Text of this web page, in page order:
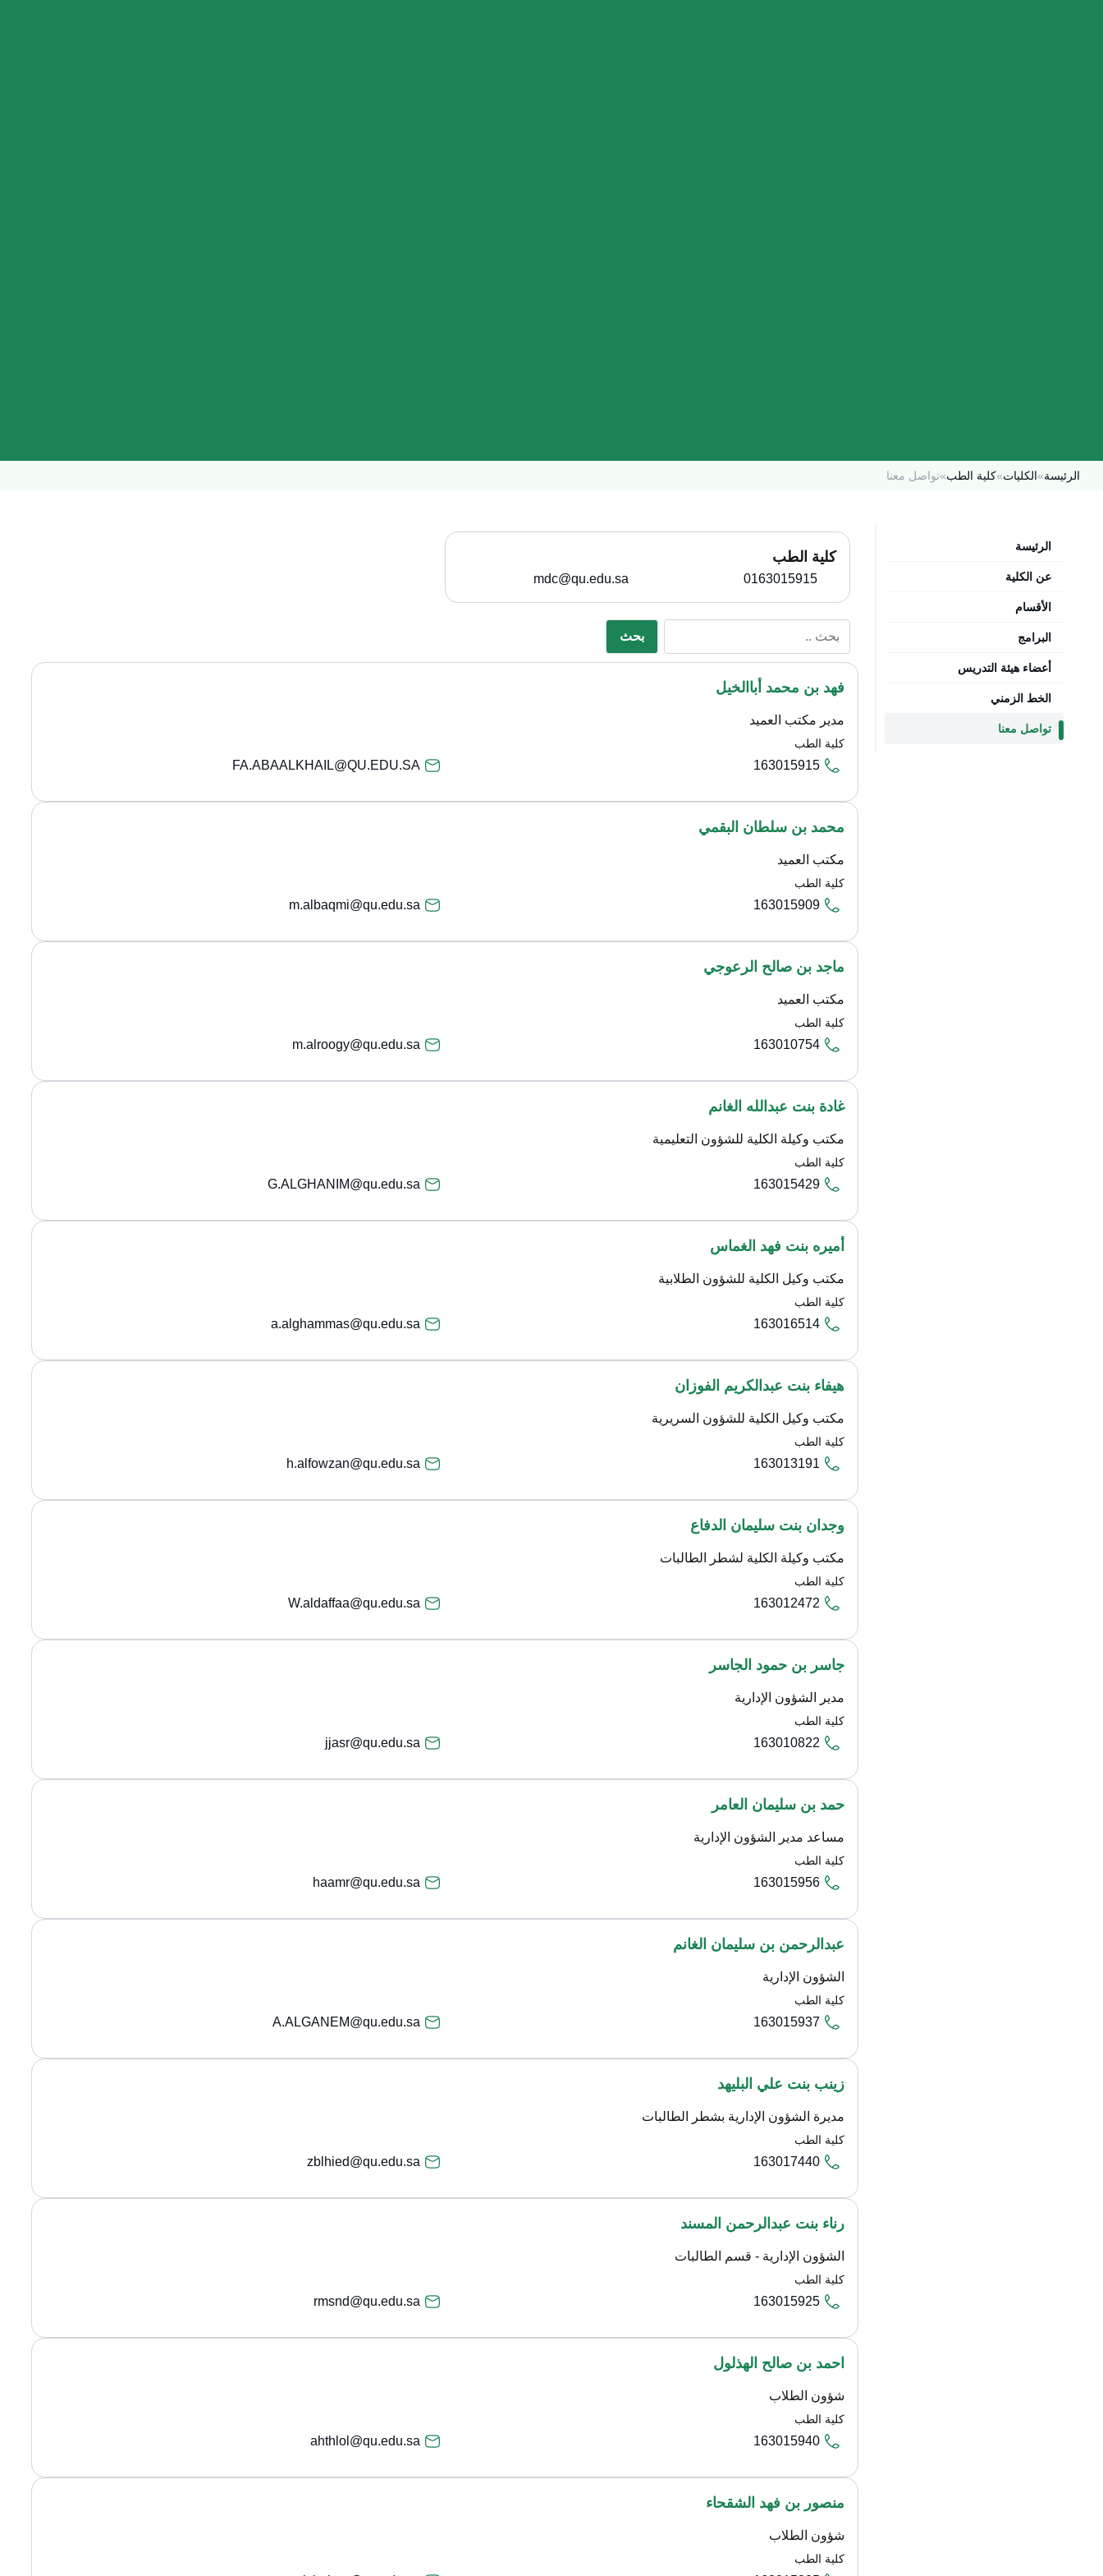
الرئيسة»الكليات»كلية الطب»تواصل معنا
الرئيسة
عن الكلية
الأقسام
البرامج
أعضاء هيئة التدريس
الخط الزمني
تواصل معنا
كلية الطب
0163015915
mdc@qu.edu.sa
بحث
فهد بن محمد أباالخيل
مدير مكتب العميد
كلية الطب
163015915
FA.ABAALKHAIL@QU.EDU.SA
محمد بن سلطان البقمي
مكتب العميد
كلية الطب
163015909
m.albaqmi@qu.edu.sa
ماجد بن صالح الرعوجي
مكتب العميد
كلية الطب
163010754
m.alroogy@qu.edu.sa
غادة بنت عبدالله الغانم
مكتب وكيلة الكلية للشؤون التعليمية
كلية الطب
163015429
G.ALGHANIM@qu.edu.sa
أميره بنت فهد الغماس
مكتب وكيل الكلية للشؤون الطلابية
كلية الطب
163016514
a.alghammas@qu.edu.sa
هيفاء بنت عبدالكريم الفوزان
مكتب وكيل الكلية للشؤون السريرية
كلية الطب
163013191
h.alfowzan@qu.edu.sa
وجدان بنت سليمان الدفاع
مكتب وكيلة الكلية لشطر الطالبات
كلية الطب
163012472
W.aldaffaa@qu.edu.sa
جاسر بن حمود الجاسر
مدير الشؤون الإدارية
كلية الطب
163010822
jjasr@qu.edu.sa
حمد بن سليمان العامر
مساعد مدير الشؤون الإدارية
كلية الطب
163015956
haamr@qu.edu.sa
عبدالرحمن بن سليمان الغانم
الشؤون الإدارية
كلية الطب
163015937
A.ALGANEM@qu.edu.sa
زينب بنت علي البليهد
مديرة الشؤون الإدارية بشطر الطالبات
كلية الطب
163017440
zblhied@qu.edu.sa
رناء بنت عبدالرحمن المسند
الشؤون الإدارية - قسم الطالبات
كلية الطب
163015925
rmsnd@qu.edu.sa
احمد بن صالح الهذلول
شؤون الطلاب
كلية الطب
163015940
ahthlol@qu.edu.sa
منصور بن فهد الشقحاء
شؤون الطلاب
كلية الطب